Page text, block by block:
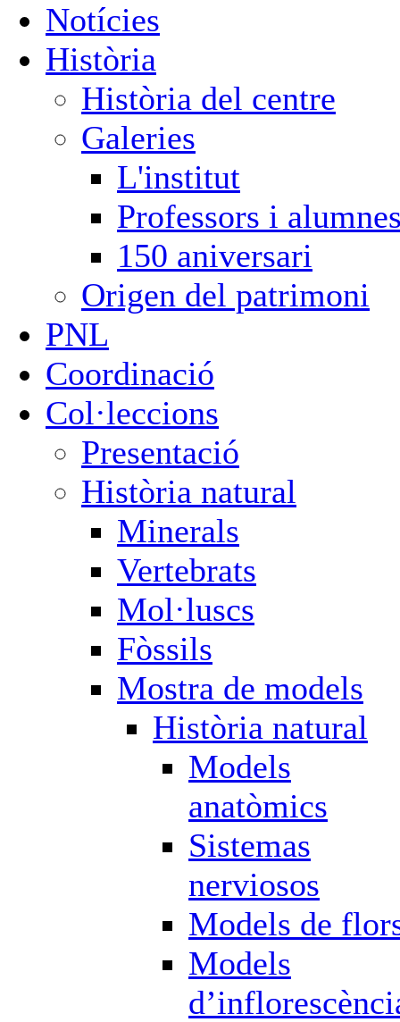
Notícies
Història
Història del centre
Galeries
L'institut
Professors i
150 aniversari
Origen del patrimoni
PNL
Coordinació
Col·leccions
Presentació
Història natural
Minerals
Vertebrats
Mol·luscs
Fòssils
Mostra de models
Història natural
Models
anatòmics
Sistemas
nerviosos
Models de
Models